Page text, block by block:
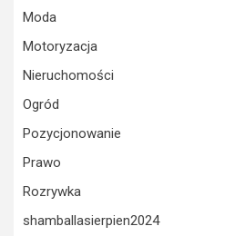
Moda
Motoryzacja
Nieruchomości
Ogród
Pozycjonowanie
Prawo
Rozrywka
shamballasierpien2024